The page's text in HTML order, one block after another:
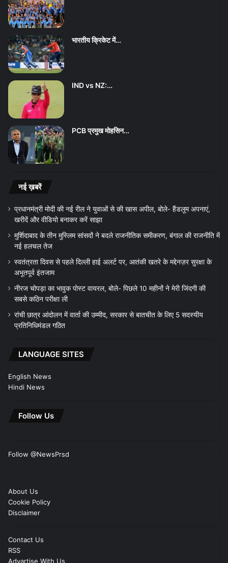
भारतीय क्रिकेट में…
IND vs NZ:…
PCB प्रमुख मोहसिन…
नई ख़बरें
प्रधानमंत्री मोदी की नई रील ने युवाओं से की खास अपील, बोले- हैंडलूम अपनाएं,
खरीदें और वीडियो बनाकर करें साझा
मुर्शिदाबाद के तीन मुस्लिम सांसदों ने बदले राजनीतिक समीकरण, बंगाल की राजनीति में
नई हलचल तेज
स्वतंत्रता दिवस से पहले दिल्ली हाई अलर्ट पर, आतंकी खतरे के मद्देनज़र सुरक्षा के
अभूतपूर्व इंतजाम
नीरज चोपड़ा का भावुक पोस्ट वायरल, बोले- पिछले 10 महीनों ने मेरी जिंदगी की
सबसे कठिन परीक्षा ली
रांची छात्र आंदोलन में वार्ता की उम्मीद, सरकार से बातचीत के लिए 5 सदस्यीय
प्रतिनिधिमंडल गठित
LANGUAGE SITES
English News
Hindi News
Follow Us
Follow @NewsPrsd
About Us
Cookie Policy
Disclaimer
Contact Us
RSS
Advartise With Us